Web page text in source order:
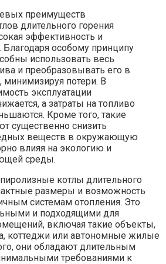
преимуществ
длительного горения
эффективность и
Благодаря особому принципу
использовать весь
и преобразовывать его в
минимизируя потери. В
эксплуатации
а затраты на топливо
Кроме того, такие
существенно снизить
веществ в окружающую
влияя на экологию и
среды.
котлы длительного
размеры и возможность
системам отопления. Это
и подходящими для
включая такие объекты,
коттеджи или автономные жилые
они обладают длительным
требованиями к